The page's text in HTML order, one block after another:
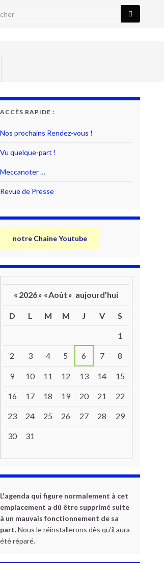
ACCÈS RAPIDE :
Nos prochains Rendez-vous !
Vu quelque-part !
Meccanoter …
Revue de Presse
notre Chaine Youtube
« 2026» «Août » aujourd’hui
D L M M J V S
1
2 3 4 5 6 7 8
9 10 11 12 13 14 15
16 17 18 19 20 21 22
23 24 25 26 27 28 29
30 31
L'agenda qui figure normalement à cet
emplacement a dû être supprimé suite
à un mauvais fonctionnement de sa
part.Nous le réinstallerons dès qu'il aura
été réparé.